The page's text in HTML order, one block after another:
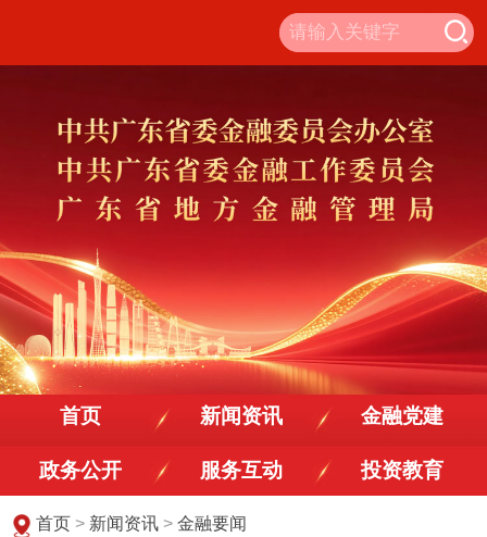
首页 新闻资讯 金融党建
政务公开 服务互动 投资教育
首页 > 新闻资讯 >金融要闻